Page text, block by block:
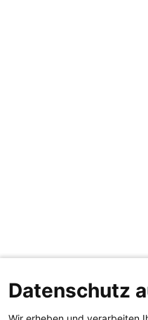
Datenschutz